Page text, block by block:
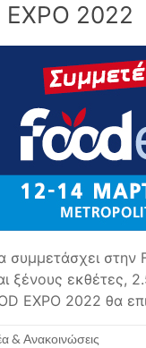
2022
συμμετάσχει
εκθέτες,
EXPO 2022 θα
& Ανακοινώσεις